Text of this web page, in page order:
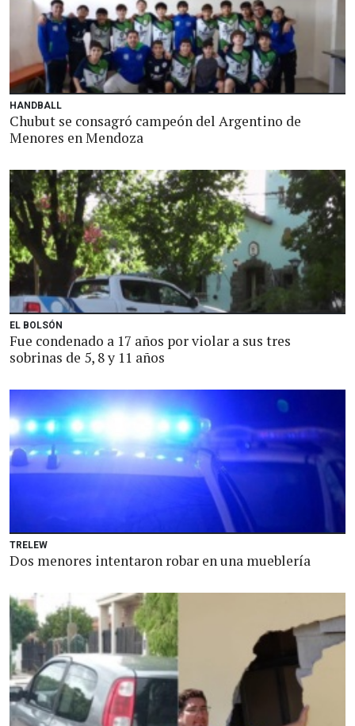
HANDBALL
Chubut se consagró campeón del Argentino de
Menores en Mendoza
EL BOLSÓN
Fue condenado a 17 años por violar a sus tres
sobrinas de 5, 8 y 11 años
TRELEW
Dos menores intentaron robar en una mueblería